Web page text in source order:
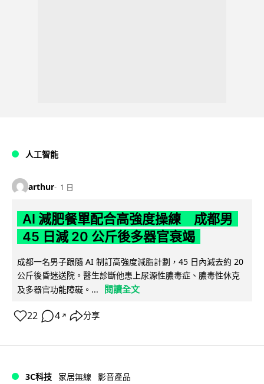
人工智能
arthur 1 日
AI 減肥餐單配合高強度操練 成都男
45 日減 20 公斤後多器官衰竭
成都一名男子跟隨 AI 制訂高強度減脂計劃，45 日內減去約 20
公斤後昏迷送院。醫生診斷他患上尿源性膿毒症、膿毒性休克
及多器官功能障礙。...
閱讀全文
22 4 ↗ 分享
3C科技 家居無線 影音產品